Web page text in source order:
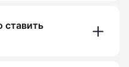
ставить